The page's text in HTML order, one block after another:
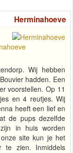
Herminahoeve
Wij hebben
hadden. Een
voorstellen. Op 11
en 4 reutjes. Wij
heeft een lief en
de pups dezelfde
in huis worden
site kun je het
te zien. Inmiddels